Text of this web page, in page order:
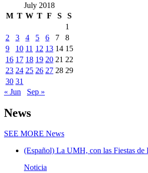
July 2018
M T W T F S
S
1
2
3 4 5 6 7
8
9
10 11 12 13 14 15
16 17 18 19 20 21 22
23 24 25 26 27 28 29
30 31
« Jun
Sep »
News
SEE MORE News
(Español) La UMH, con las Fiestas de
Noticia